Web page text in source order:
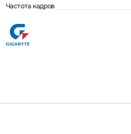
Частота кадров